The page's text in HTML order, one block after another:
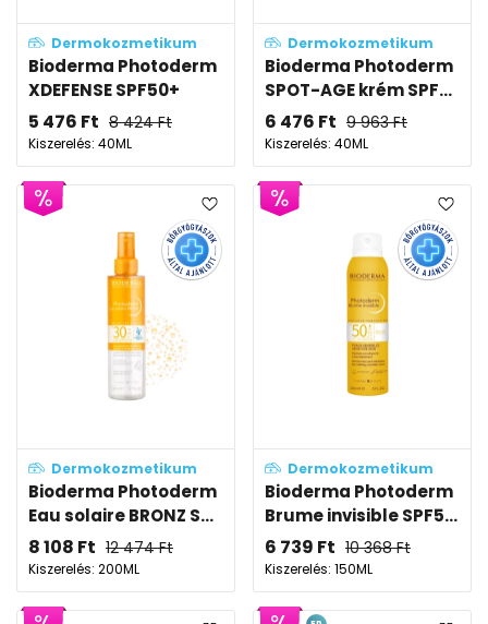
Dermokozmetikum
Bioderma Photoderm
XDEFENSE SPF50+
5 476 Ft 8 424Ft
Kiszerelés: 40ML
Dermokozmetikum
Bioderma Photoderm
SPOT-AGE krém SPF...
6 476 Ft 9 963Ft
Kiszerelés: 40ML
Dermokozmetikum
Bioderma Photoderm
Eau solaire BRONZ S...
8 108 Ft 12 474Ft
Kiszerelés: 200ML
Dermokozmetikum
Bioderma Photoderm
Brume invisible SPF5...
6 739 Ft 10 368Ft
Kiszerelés: 150ML